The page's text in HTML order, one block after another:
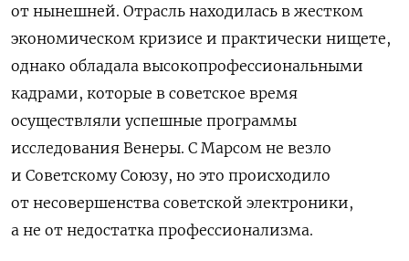
от нынешней. Отрасль находилась в жестком
экономическом кризисе и практически нищете,
однако обладала высокопрофессиональными
кадрами, которые в советское время
осуществляли успешные программы
исследования Венеры. С Марсом не везло
и Советскому Союзу, но это происходило
от несовершенства советской электроники,
а не от недостатка профессионализма.